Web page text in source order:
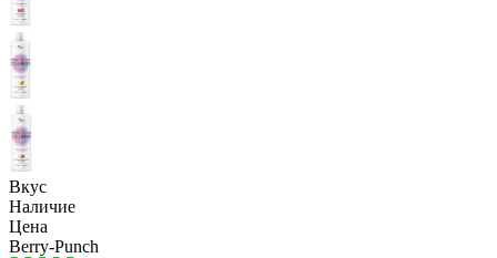
Вкус
Наличие
Цена
Berry-Punch